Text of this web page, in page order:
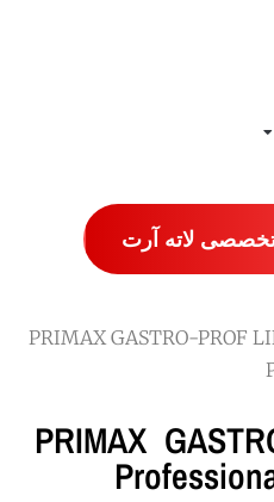
تخصصی لاته آرت
/ PRIMAX GASTRO-PROF
PRIMAX